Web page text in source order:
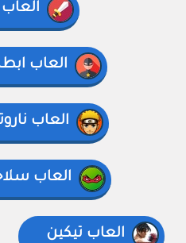
العاب
العاب
العاب
العاب تيكين